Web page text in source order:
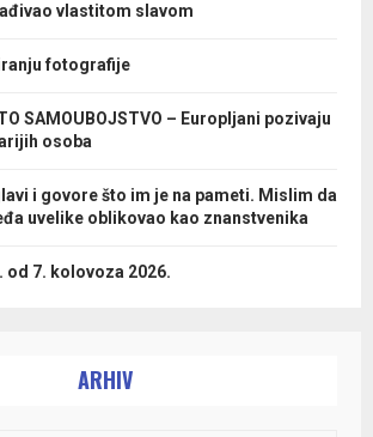
vlastitom slavom
fotografije
SAMOUBOJSTVO – Europljani pozivaju
osoba
i govore što im je na pameti. Mislim da
uvelike oblikovao kao znanstvenika
od 7. kolovoza 2026.
ARHIV